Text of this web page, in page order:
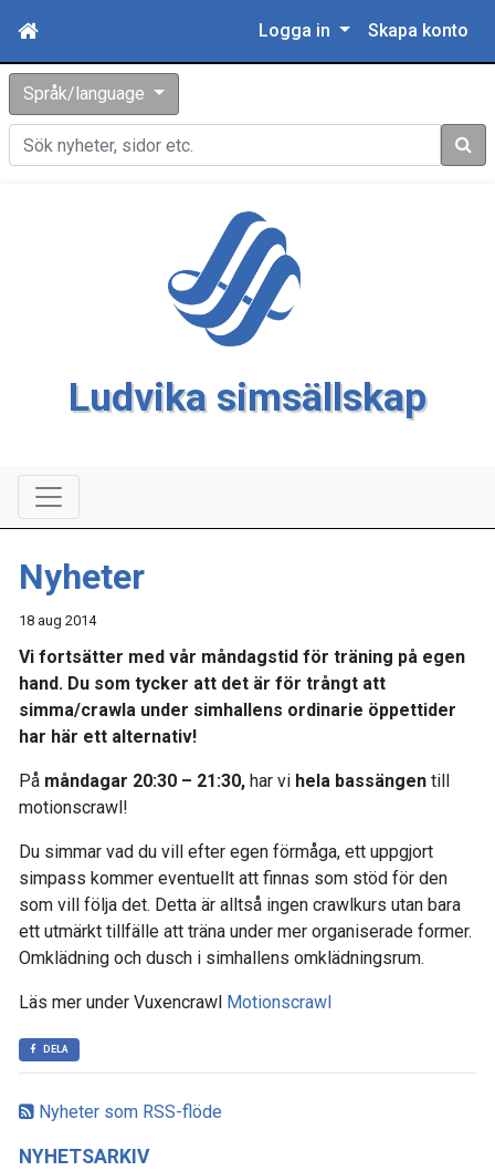
Logga in Skapa konto
Språk/language
Sök
Ludvika simsällskap
Nyheter som RSS-flöde
NYHETSARKIV
Nyheter
18 aug 2014
Vi fortsätter med vår måndagstid för träning på egen
hand. Du som tycker att det är för trångt att
simma/crawla under simhallens ordinarie öppettider
har här ett alternativ!
På måndagar 20:30 – 21:30, har vi hela bassängen till
motionscrawl!
Du simmar vad du vill efter egen förmåga, ett uppgjort
simpass kommer eventuellt att finnas som stöd för den
som vill följa det. Detta är alltså ingen crawlkurs utan bara
ett utmärkt tillfälle att träna under mer organiserade former.
Omklädning och dusch i simhallens omklädningsrum.
Läs mer under Vuxencrawl Motionscrawl
DELA